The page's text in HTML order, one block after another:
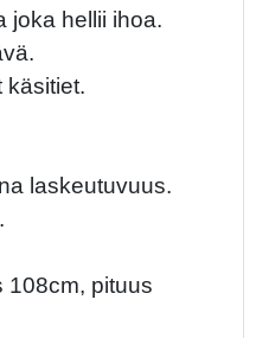
joka hellii ihoa.
käsitiet.
laskeutuvuus.
108cm, pituus